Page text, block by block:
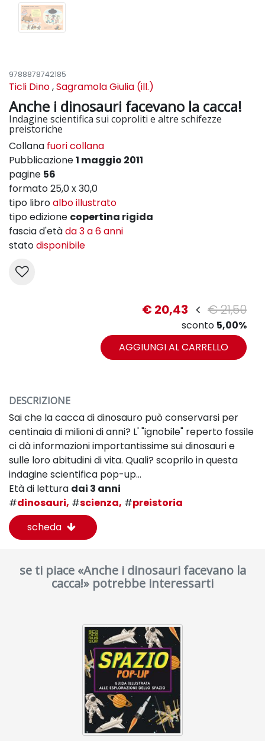
9788878742185
Ticli Dino,Sagramola Giulia (ill.)
Anche i dinosauri facevano la cacca!
Indagine scientifica sui coproliti e altre schifezze
preistoriche
Collana fuori collana
Pubblicazione1 maggio 2011
pagine 56
formato 25,0 x 30,0
tipo libroalbo illustrato
tipo edizione copertina rigida
fascia d'etàda 3 a 6 anni
statodisponibile
€ 20,43 € 21,50
sconto 5,00%
AGGIUNGI AL CARRELLO
DESCRIZIONE
Sai che la cacca di dinosauro può conservarsi per
centinaia di milioni di anni? L' "ignobile" reperto fossile
ci dà informazioni importantissime sui dinosauri e
sulle loro abitudini di vita. Quali? scoprilo in questa
indagine scientifica pop-up...
Età di lettura dai 3 anni
#dinosauri, #scienza, #preistoria
scheda
se ti piace «Anche i dinosauri facevano la
cacca!» potrebbe interessarti